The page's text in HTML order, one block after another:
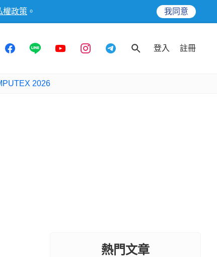
權政策 。 我同意
登入 註冊
2026
熱門文章